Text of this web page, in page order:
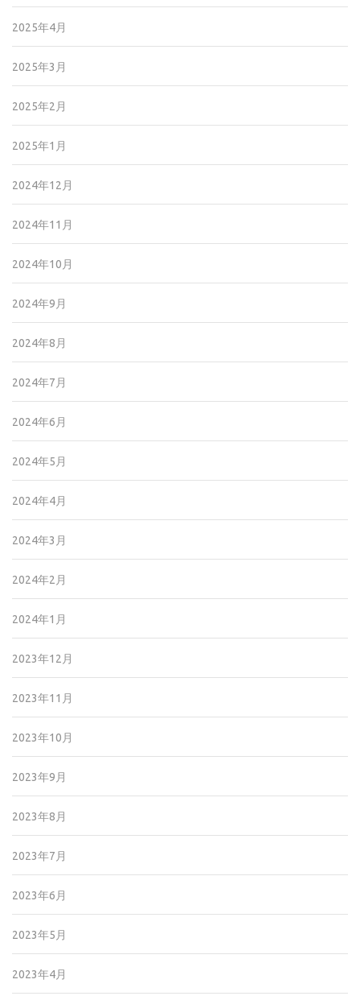
2025年4月
2025年3月
2025年2月
2025年1月
2024年12月
2024年11月
2024年10月
2024年9月
2024年8月
2024年7月
2024年6月
2024年5月
2024年4月
2024年3月
2024年2月
2024年1月
2023年12月
2023年11月
2023年10月
2023年9月
2023年8月
2023年7月
2023年6月
2023年5月
2023年4月